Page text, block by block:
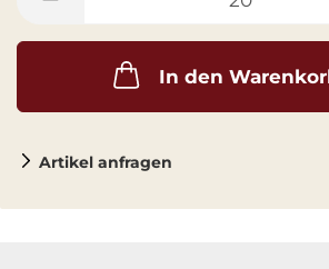
In den
Artikel anfragen